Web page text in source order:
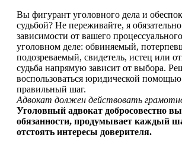
Вы фигурант уголовного дела и
судьбой? Не переживайте, я
зависимости от вашего
уголовном деле: обвиняемый,
подозреваемый, свидетель, истец или
судьба напрямую зависит от выбора.
воспользоваться юридической
правильный шаг.
Адвокат должен действовать
Уголовный адвокат добросовестно
обязанности, продумывает каждый
отстоять интересы доверителя.